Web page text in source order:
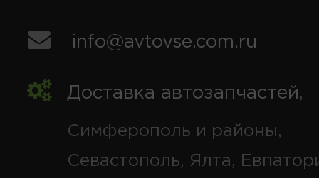
info@avtovse.com.ru
Доставка автозапчастей,
Симферополь и районы,
Севастополь, Ялта,